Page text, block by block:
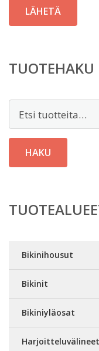
TUOTEHAKU
HAKU
Bikinihousut
Bikinit
Bikiniyläosat
Harjoitteluvälineet